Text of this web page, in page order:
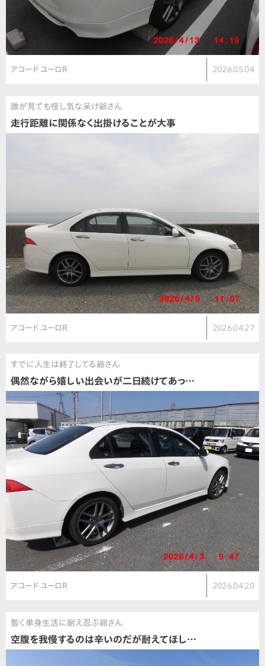
アコード ユーロR 2026.05.04
誰が見ても怪し気な呆け爺さん
走行距離に関係なく出掛けることが大事
アコード ユーロR 2026.04.27
すでに人生は終了してる爺さん
偶然ながら嬉しい出会いが二日続けてあっ…
アコード ユーロR 2026.04.20
暫く単身生活に耐え忍ぶ爺さん
空腹を我慢するのは辛いのだが耐えてほし…